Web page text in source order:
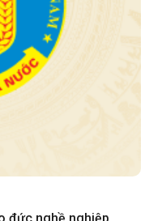
đức nghề nghiệp